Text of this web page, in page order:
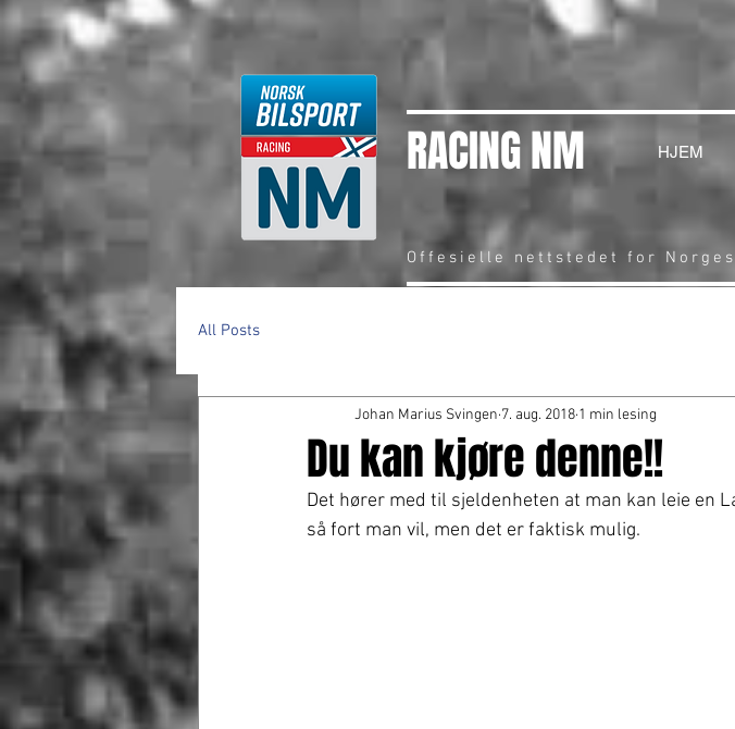
RACING NM HJEM
Offesielle nettstedet for
All Posts
Du kan kjøre denne!!
Johan Marius Svingen 7. aug. 2018 1 min lesing
Det hører med til sjeldenheten at man kan leie en
så fort man vil, men det er faktisk mulig.